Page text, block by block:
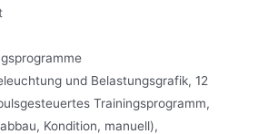
und Belastungsgrafik, 12
Trainingsprogramm,
Kondition, manuell),